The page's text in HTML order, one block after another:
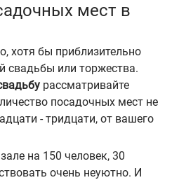
мест в
хотя бы приблизительно
свадьбы или торжества.
рассматривайте
посадочных мест не
- тридцати, от вашего
на 150 человек, 30
очень неуютно. И